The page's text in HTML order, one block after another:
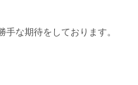
な期待をしております。